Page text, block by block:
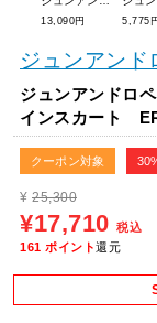
13,090円 5,775
ジュンアン
ジュンアンドロ
インスカート
クーポン対象
¥ 25,300
¥17,710 税込
161 ポイント還元